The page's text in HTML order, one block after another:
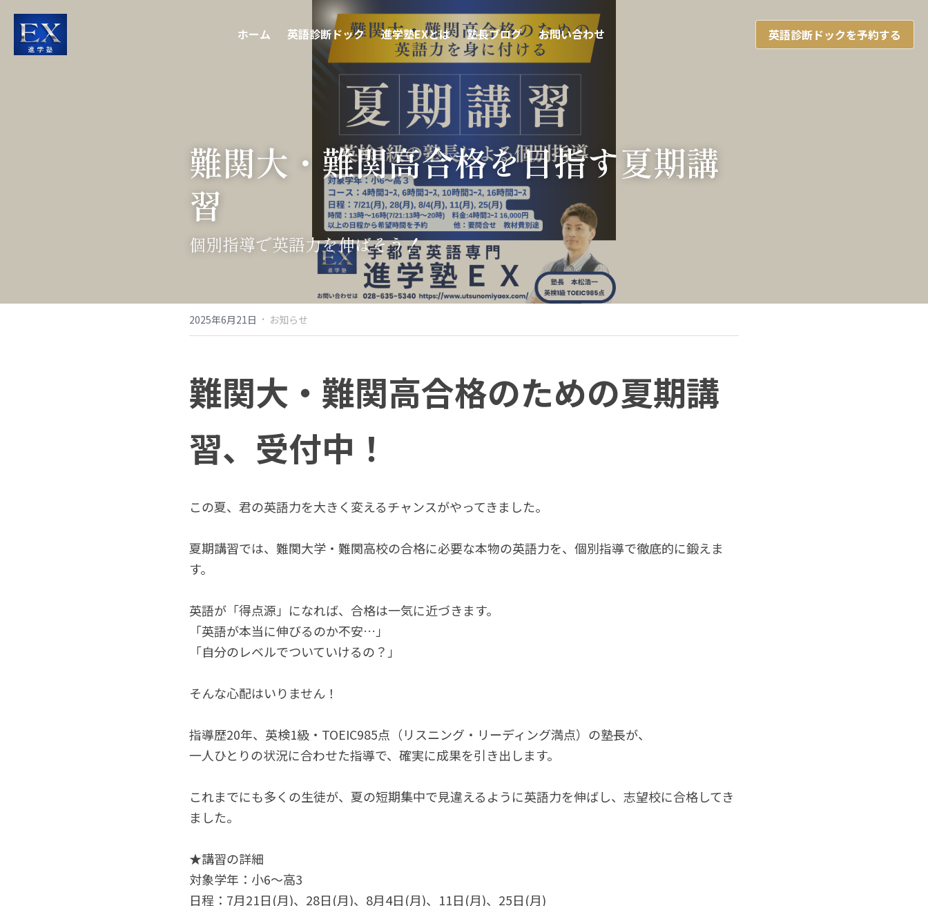
ホーム 英語診断ドック 進学塾EXとは 塾長ブログ お問い合わせ 英語診断ドックを予約する
難関大・難関高合格を目指す夏期講
習
個別指導で英語力を伸ばそう！
2025年6月21日 · お知らせ
難関大・難関高合格のための夏期講
習、受付中！
この夏、君の英語力を大きく変えるチャンスがやってきました。
夏期講習では、難関大学・難関高校の合格に必要な本物の英語力を、個別指導で徹底的に鍛えま
す。
英語が「得点源」になれば、合格は一気に近づきます。
「英語が本当に伸びるのか不安…」
「自分のレベルでついていけるの？」
そんな心配はいりません！
指導歴20年、英検1級・TOEIC985点（リスニング・リーディング満点）の塾長が、
一人ひとりの状況に合わせた指導で、確実に成果を引き出します。
これまでにも多くの生徒が、夏の短期集中で見違えるように英語力を伸ばし、志望校に合格してき
ました。
★講習の詳細
対象学年：小6～高3
日程：7月21日(月)、28日(月)、8月4日(月)、11日(月)、25日(月)